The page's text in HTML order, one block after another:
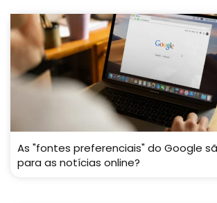
As "fontes preferenciais" do Google
para as notícias online?